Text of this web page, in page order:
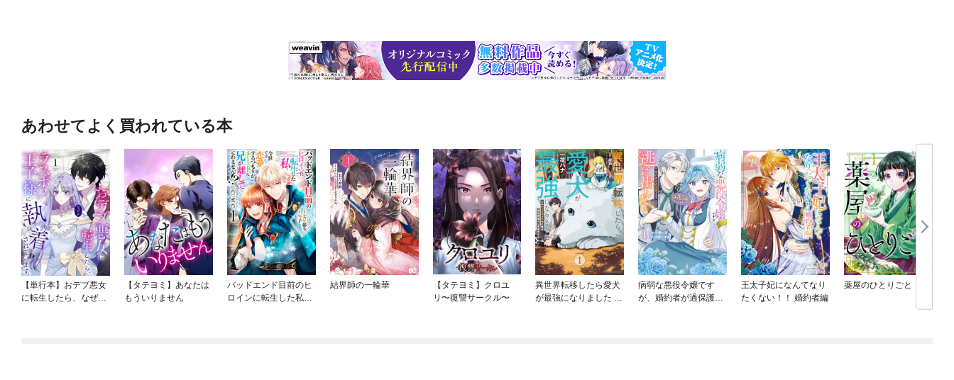
あわせてよく買われている本
【単行本】おデブ悪女
に転生したら、なぜか
【タテヨミ】あなたは
もういりません
バッドエンド目前のヒ
ロインに転生した私、
結界師の一輪華
【タテヨミ】クロユ
リ〜復讐サークル〜
異世界転移したら愛犬
が最強になりました ～
病弱な悪役令嬢です
が、婚約者が過保護す
王太子妃になんてなり
たくない！！ 婚約者編
薬屋のひとりごと